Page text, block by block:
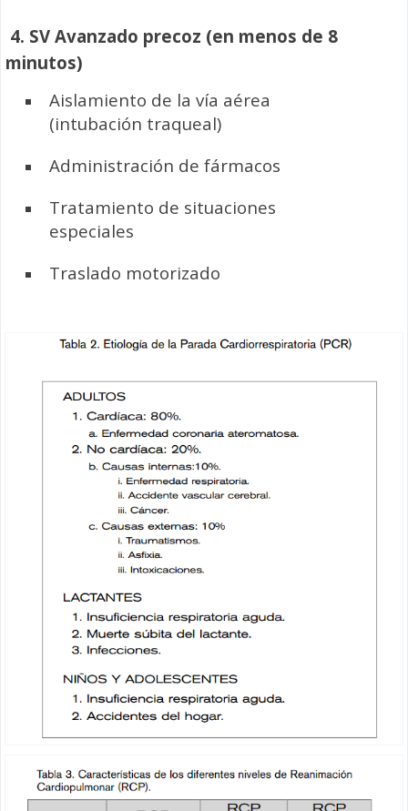
4. SV Avanzado precoz (en menos de 8
minutos)
Aislamiento de la vía aérea
(intubación traqueal)
Administración de fármacos
Tratamiento de situaciones
especiales
Traslado motorizado